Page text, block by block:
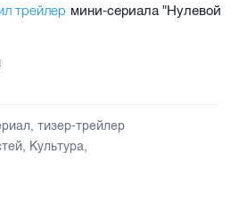
трейлер мини-сериала "Нулевой
, тизер-трейлер
, Культура,